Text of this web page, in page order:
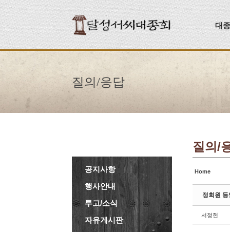
대
질의/응답
공지사항
행사안내
투고/소식
자유게시판
질의/
Home
정회원
서정헌